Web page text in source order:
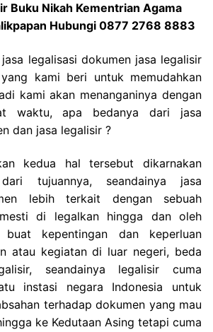
Buku Nikah Kementrian Agama
Hubungi 0877 2768 8883
legalisasi dokumen jasa legalisir
kami beri untuk memudahkan
kami akan menanganinya dengan
waktu, apa bedanya dari jasa
dan jasa legalisir ?
kedua hal tersebut dikarnakan
dari tujuannya, seandainya jasa
lebih terkait dengan sebuah
di legalkan hingga dan oleh
buat kepentingan dan keperluan
atau kegiatan di luar negeri, beda
seandainya legalisir cuma
instasi negara Indonesia untuk
terhadap dokumen yang mau
ke Kedutaan Asing tetapi cuma